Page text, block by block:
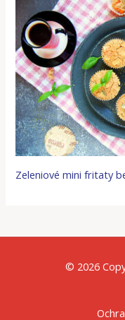
Zeleniové mini fritaty
© 2026